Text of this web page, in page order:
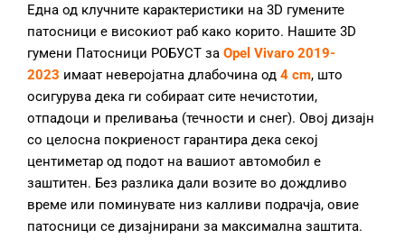
Една од клучните карактеристики на 3D гумените
патосници е високиот раб како корито. Нашите 3D
гумени Патосници РОБУСТ за Opel Vivaro 2019-
2023 имаат неверојатна длабочина од 4 cm, што
осигурува дека ги собираат сите нечистотии,
отпадоци и преливања (течности и снег). Овој дизајн
со целосна покриеност гарантира дека секој
центиметар од подот на вашиот автомобил е
заштитен. Без разлика дали возите во дождливо
време или поминувате низ калливи подрачја, овие
патосници се дизајнирани за максимална заштита.